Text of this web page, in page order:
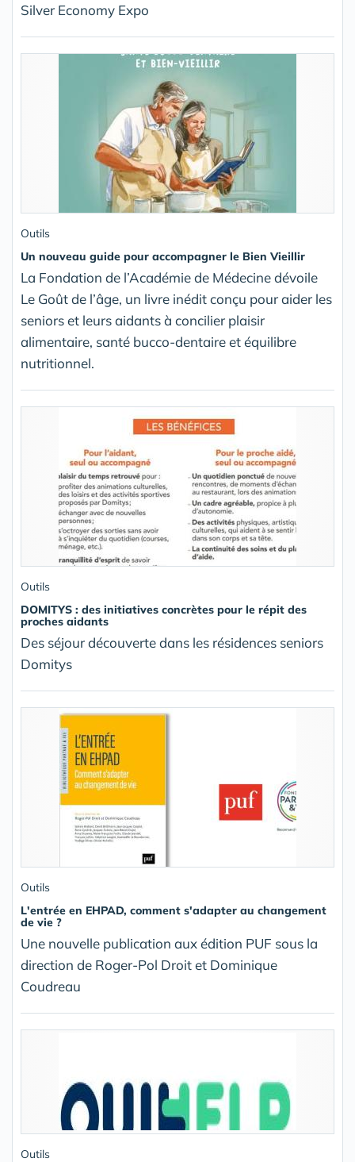
Silver Economy Expo
Outils
Un nouveau guide pour accompagner le Bien Vieillir
La Fondation de l’Académie de Médecine dévoile
Le Goût de l’âge, un livre inédit conçu pour aider les
seniors et leurs aidants à concilier plaisir
alimentaire, santé bucco-dentaire et équilibre
nutritionnel.
Outils
DOMITYS : des initiatives concrètes pour le répit des
proches aidants
Des séjour découverte dans les résidences seniors
Domitys
Outils
L'entrée en EHPAD, comment s'adapter au changement
de vie ?
Une nouvelle publication aux édition PUF sous la
direction de Roger-Pol Droit et Dominique
Coudreau
Outils